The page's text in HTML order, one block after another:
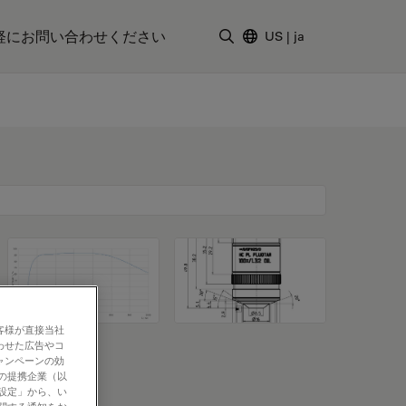
にお問い合わせください US | ja
様が直接当社
た広告やコ
ンペーンの効
提携企業（以
定」から、い